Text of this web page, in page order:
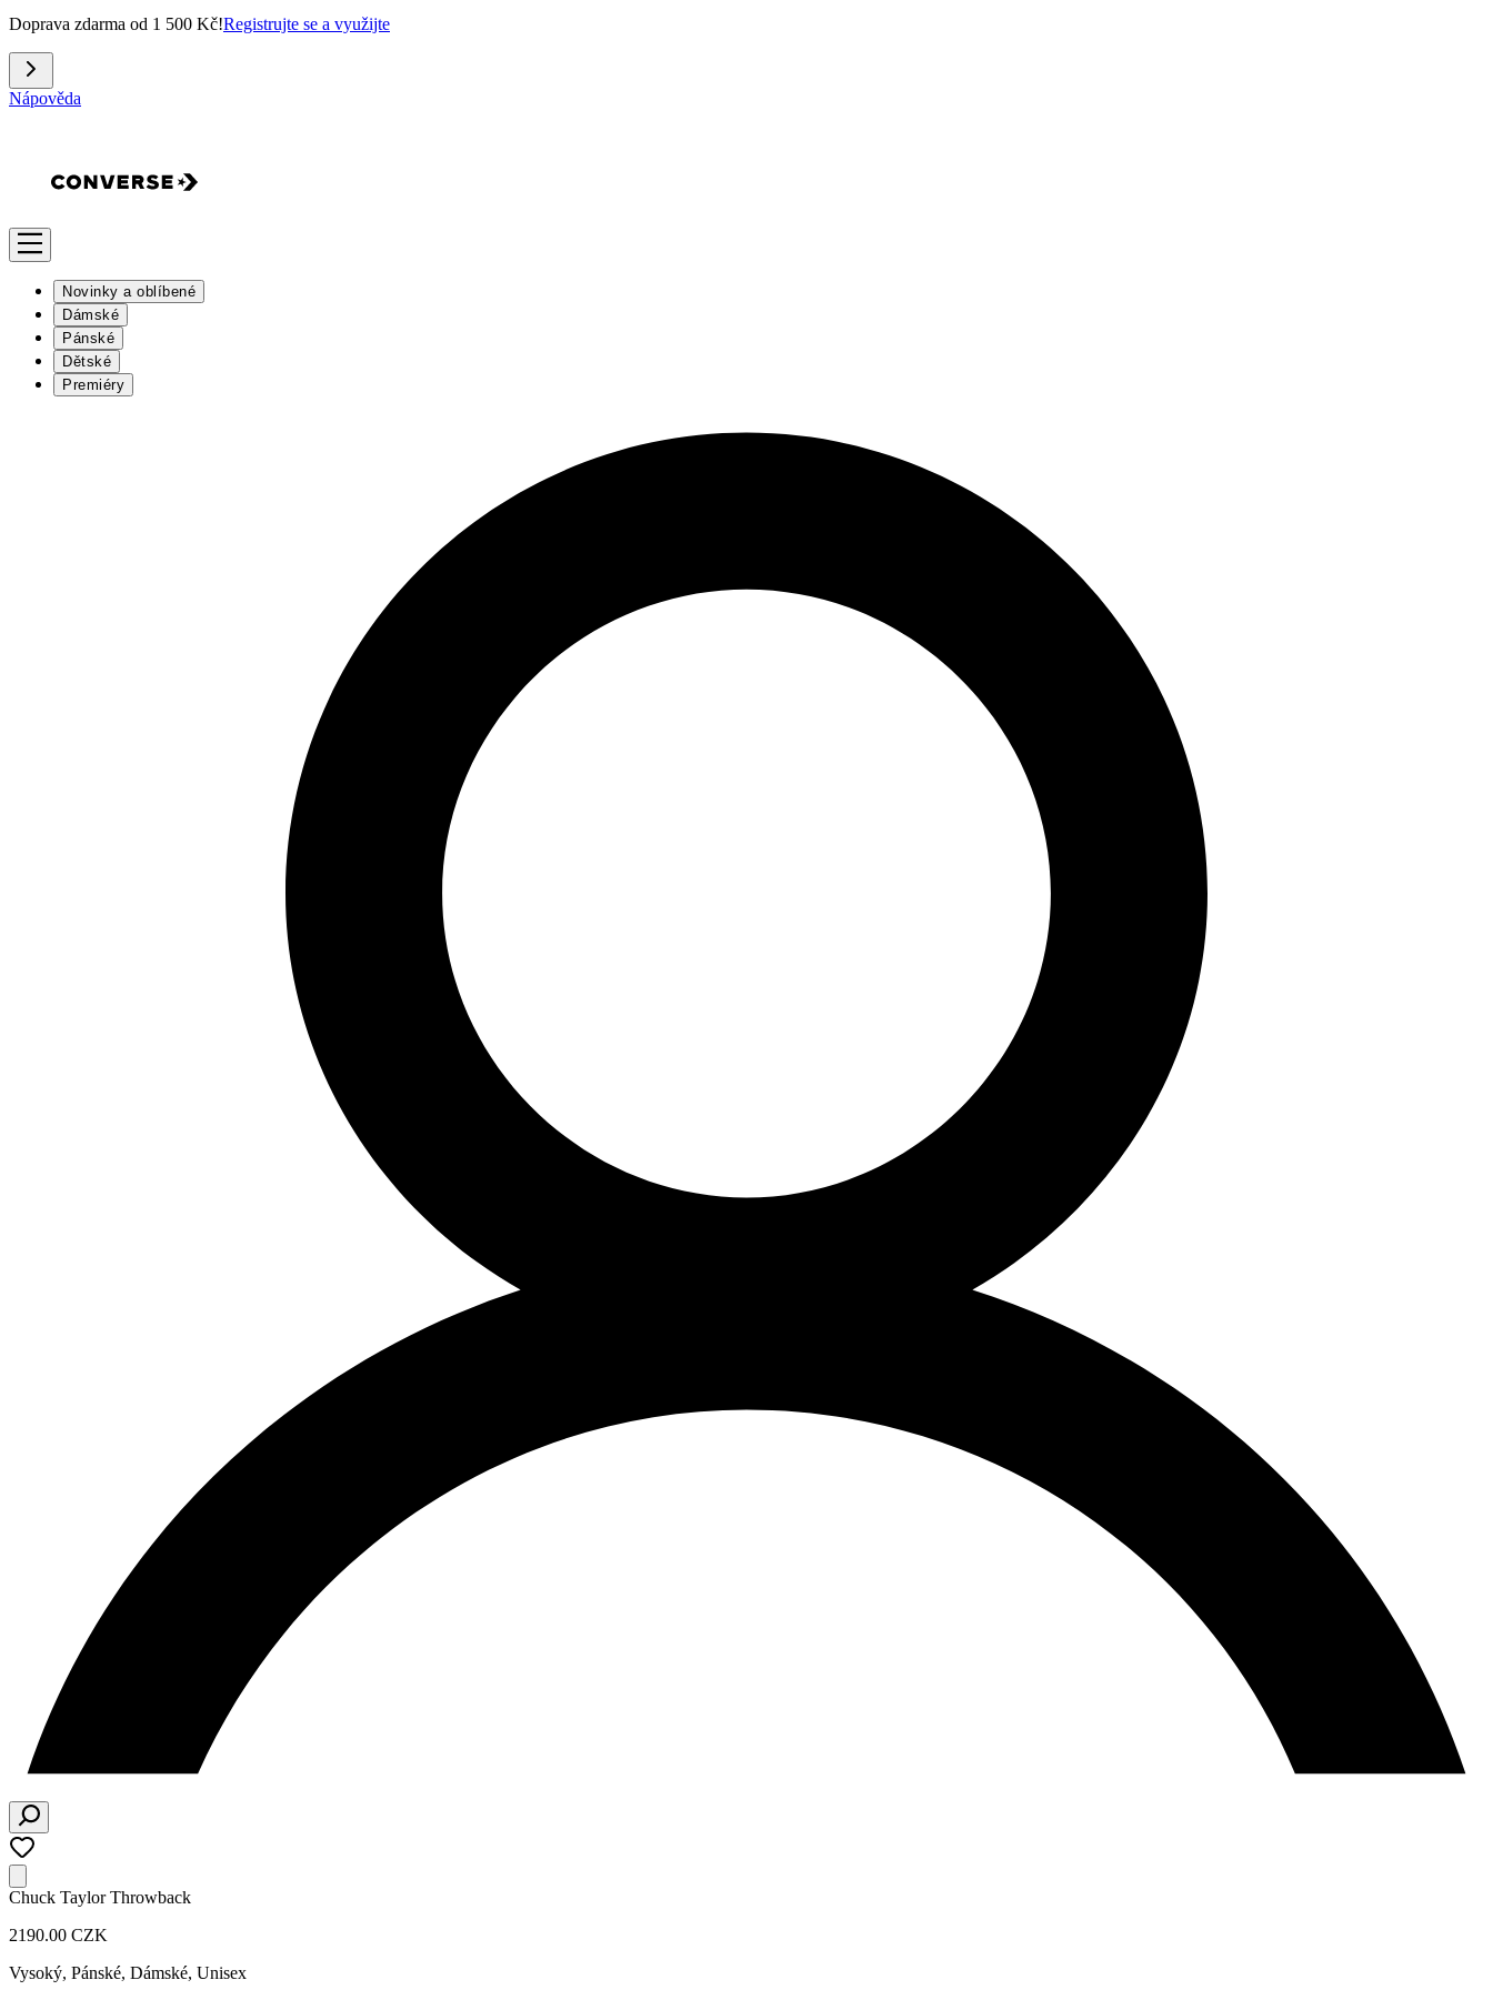
Doprava zdarma od 1 500 Kč!Registrujte se a využijte
Nápověda
Novinky a oblíbené
Dámské
Pánské
Dětské
Premiéry
Chuck Taylor Throwback
2190.00 CZK
Vysoký, Pánské, Dámské, Unisex